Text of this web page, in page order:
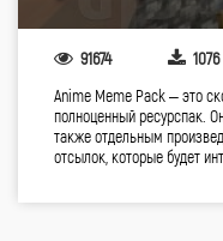
91674 1076
Anime Meme Pack – это
полноценный ресурспак.
также отдельным
отсылок, которые будет